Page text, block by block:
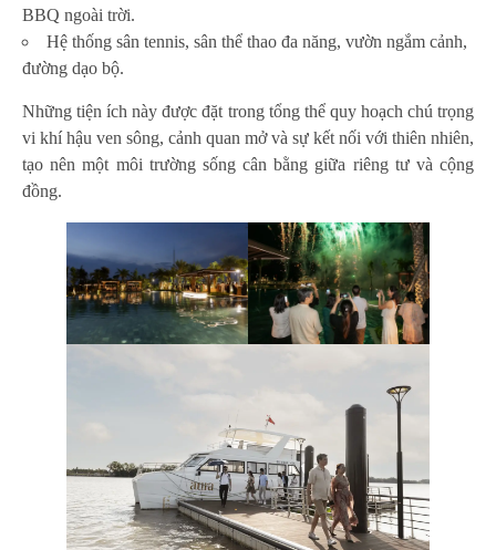
BBQ ngoài trời.
Hệ thống sân tennis, sân thể thao đa năng, vườn ngắm cảnh,
đường dạo bộ.
Những tiện ích này được đặt trong tổng thể quy hoạch chú trọng
vi khí hậu ven sông, cảnh quan mở và sự kết nối với thiên nhiên,
tạo nên một môi trường sống cân bằng giữa riêng tư và cộng
đồng.